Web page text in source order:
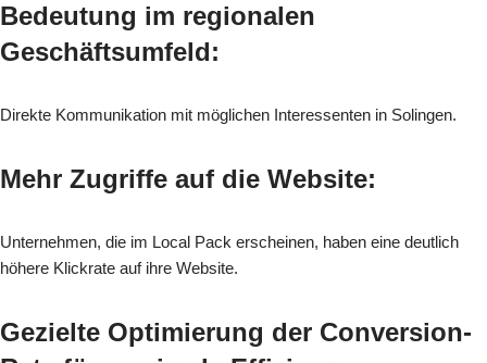
Bedeutung im regionalen
Geschäftsumfeld:
Direkte Kommunikation mit möglichen Interessenten in Solingen.
Mehr Zugriffe auf die Website:
Unternehmen, die im Local Pack erscheinen, haben eine deutlich
höhere Klickrate auf ihre Website.
Gezielte Optimierung der Conversion-